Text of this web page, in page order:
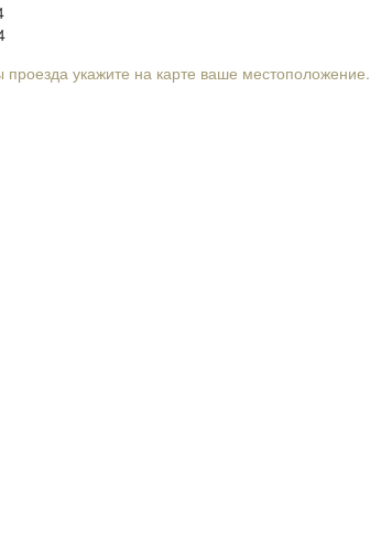
укажите на карте ваше местоположение.